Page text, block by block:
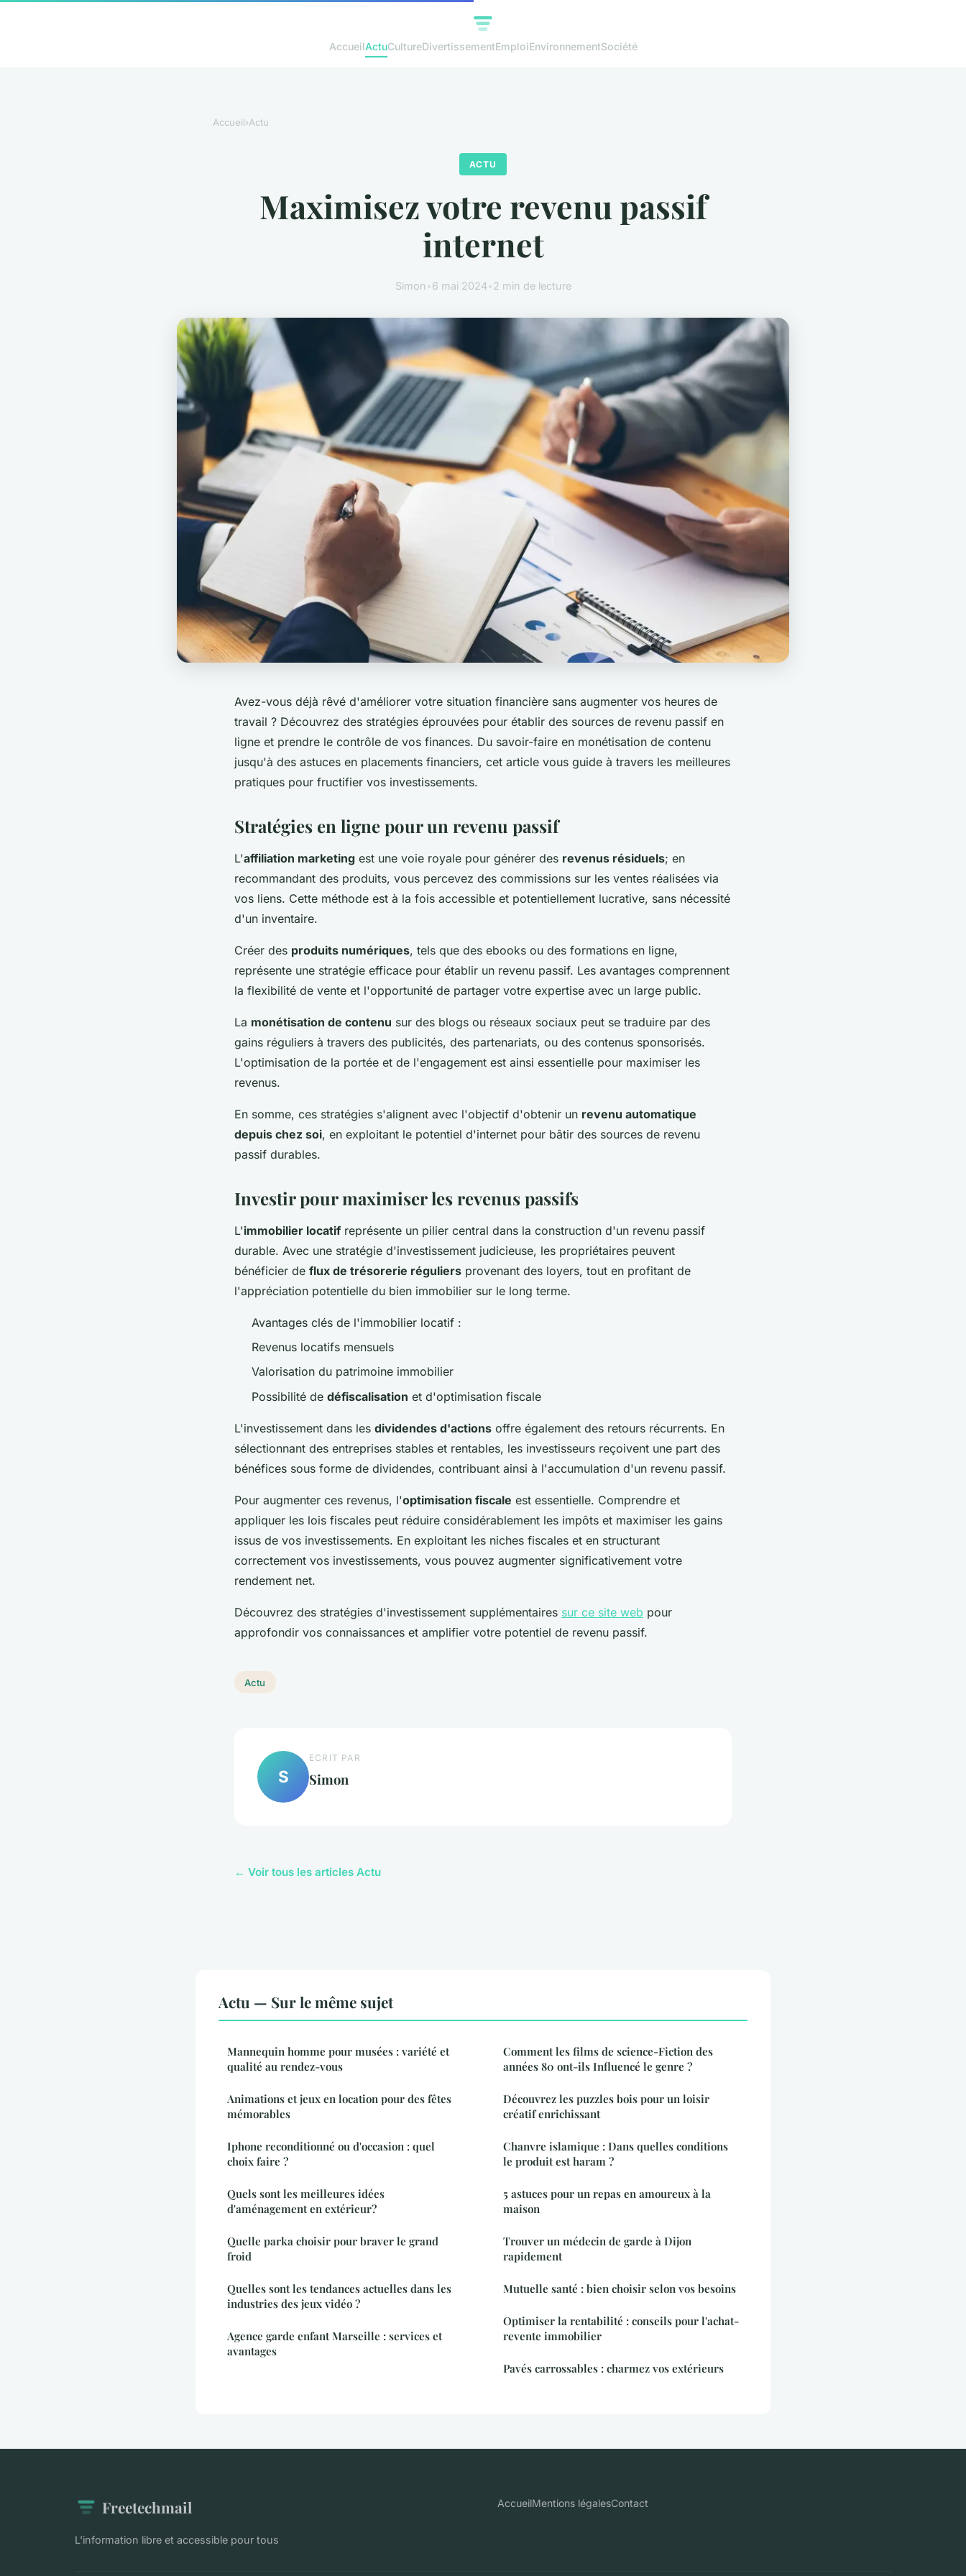
AccueilActuCultureDivertissementEmploiEnvironnementSociété
Accueil›Actu
ACTU
Maximisez votre revenu passif
internet
Simon •6 mai 2024•2 min de lecture
Avez-vous déjà rêvé d'améliorer votre situation financière sans augmenter vos heures de
travail ? Découvrez des stratégies éprouvées pour établir des sources de revenu passif en
ligne et prendre le contrôle de vos finances. Du savoir-faire en monétisation de contenu
jusqu'à des astuces en placements financiers, cet article vous guide à travers les meilleures
pratiques pour fructifier vos investissements.
Stratégies en ligne pour un revenu passif
L'affiliation marketing est une voie royale pour générer des revenus résiduels; en
recommandant des produits, vous percevez des commissions sur les ventes réalisées via
vos liens. Cette méthode est à la fois accessible et potentiellement lucrative, sans nécessité
d'un inventaire.
Créer des produits numériques, tels que des ebooks ou des formations en ligne,
représente une stratégie efficace pour établir un revenu passif. Les avantages comprennent
la flexibilité de vente et l'opportunité de partager votre expertise avec un large public.
La monétisation de contenu sur des blogs ou réseaux sociaux peut se traduire par des
gains réguliers à travers des publicités, des partenariats, ou des contenus sponsorisés.
L'optimisation de la portée et de l'engagement est ainsi essentielle pour maximiser les
revenus.
En somme, ces stratégies s'alignent avec l'objectif d'obtenir un revenu automatique
depuis chez soi, en exploitant le potentiel d'internet pour bâtir des sources de revenu
passif durables.
Investir pour maximiser les revenus passifs
L'immobilier locatif représente un pilier central dans la construction d'un revenu passif
durable. Avec une stratégie d'investissement judicieuse, les propriétaires peuvent
bénéficier de flux de trésorerie réguliers provenant des loyers, tout en profitant de
l'appréciation potentielle du bien immobilier sur le long terme.
Avantages clés de l'immobilier locatif :
Revenus locatifs mensuels
Valorisation du patrimoine immobilier
Possibilité de défiscalisation et d'optimisation fiscale
L'investissement dans les dividendes d'actions offre également des retours récurrents. En
sélectionnant des entreprises stables et rentables, les investisseurs reçoivent une part des
bénéfices sous forme de dividendes, contribuant ainsi à l'accumulation d'un revenu passif.
Pour augmenter ces revenus, l'optimisation fiscale est essentielle. Comprendre et
appliquer les lois fiscales peut réduire considérablement les impôts et maximiser les gains
issus de vos investissements. En exploitant les niches fiscales et en structurant
correctement vos investissements, vous pouvez augmenter significativement votre
rendement net.
Découvrez des stratégies d'investissement supplémentaires sur ce site web pour
approfondir vos connaissances et amplifier votre potentiel de revenu passif.
Actu
S
ECRIT PAR
Simon
← Voir tous les articles Actu
Actu — Sur le même sujet
Mannequin homme pour musées : variété et
qualité au rendez-vous
Animations et jeux en location pour des fêtes
mémorables
Iphone reconditionné ou d'occasion : quel
choix faire ?
Quels sont les meilleures idées
d'aménagement en extérieur?
Quelle parka choisir pour braver le grand
froid
Quelles sont les tendances actuelles dans les
industries des jeux vidéo ?
Agence garde enfant Marseille : services et
avantages
Comment les films de science-Fiction des
années 80 ont-ils Influencé le genre ?
Découvrez les puzzles bois pour un loisir
créatif enrichissant
Chanvre islamique : Dans quelles conditions
le produit est haram ?
5 astuces pour un repas en amoureux à la
maison
Trouver un médecin de garde à Dijon
rapidement
Mutuelle santé : bien choisir selon vos besoins
Optimiser la rentabilité : conseils pour l'achat-
revente immobilier
Pavés carrossables : charmez vos extérieurs
Freetechmail
L'information libre et accessible pour tous
AccueilMentions légalesContact